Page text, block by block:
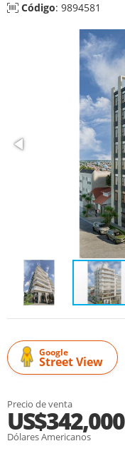
Código: 9894581
Google
Street View
Precio de venta
US$342,000
Dólares Americanos